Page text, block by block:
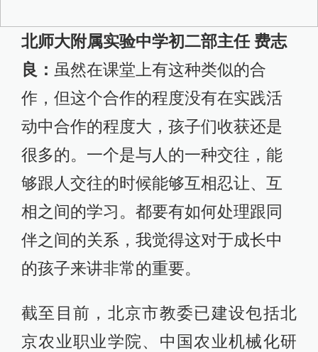
北师大附属实验中学初二部主任 费志
良： 虽然在课堂上有这种类似的合
作，但这个合作的程度没有在实践活
动中合作的程度大，孩子们收获还是
很多的。一个是与人的一种交往，能
够跟人交往的时候能够互相忍让、互
相之间的学习。都要有如何处理跟同
伴之间的关系，我觉得这对于成长中
的孩子来讲非常的重要。
截至目前，北京市教委已建设包括北
京农业职业学院、中国农业机械化研